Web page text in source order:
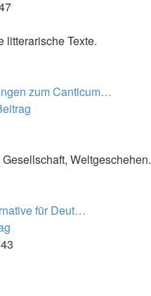
litterarische Texte.
zum Canticum…
Weltgeschehen.
für Deut…